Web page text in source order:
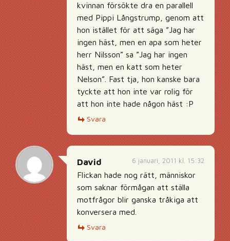
kvinnan försökte dra en parallell
med Pippi Långstrump, genom att
hon istället för att säga ”Jag har
ingen häst, men en apa som heter
herr Nilsson” sa ”Jag har ingen
häst, men en katt som heter
Nelson”. Fast tja, hon kanske bara
tyckte att hon inte var rolig för
att hon inte hade någon häst :P
Svara
6 januari, 2011 kl. 15:32
David
Flickan hade nog rätt, människor
som saknar förmågan att ställa
motfrågor blir ganska tråkiga att
konversera med.
Svara